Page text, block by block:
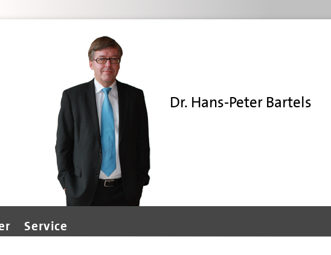
Dr. Hans-Peter Bartels
Service